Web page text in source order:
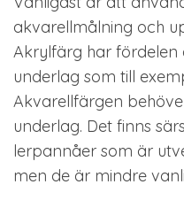
akvarellmålning och
Akrylfärg har
underlag som till
Akvarellfärgen
underlag. Det finns
lerpannåer som är
men de är mindre